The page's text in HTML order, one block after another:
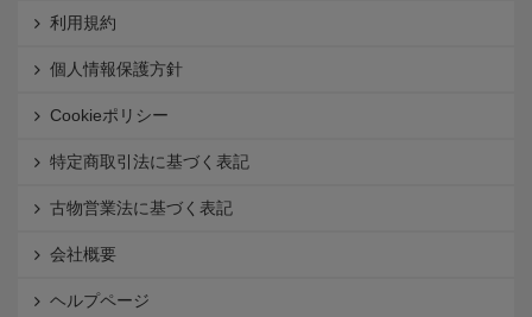
利用規約
個人情報保護方針
Cookieポリシー
特定商取引法に基づく表記
古物営業法に基づく表記
会社概要
ヘルプページ